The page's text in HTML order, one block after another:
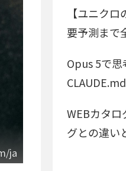
ja
【ユニク
要予測まで
Opus 5で思
WEBカタ
グとの違い